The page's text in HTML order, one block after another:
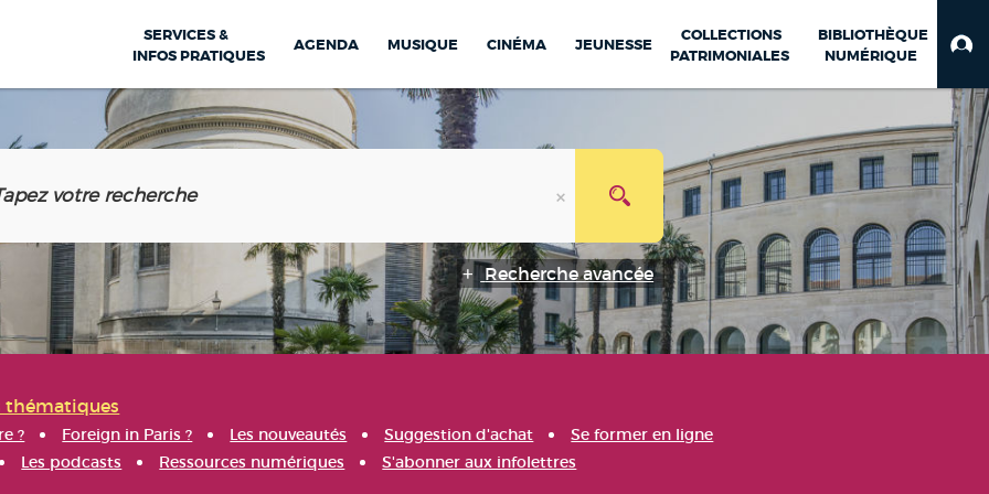
SERVICES &
INFOS PRATIQUES
AGENDA MUSIQUE CINÉMA JEUNESSE
COLLECTIONS
PATRIMONIALES
BIBLIOTHÈQUE
NUMÉRIQUE
Recherche avancée
thématiques
? Foreign in Paris ? Les nouveautés Suggestion d'achat
Se former en ligne
Les podcasts Ressources numériques S'abonner aux infolettres